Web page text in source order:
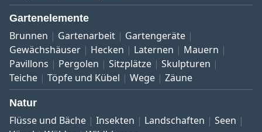
Gartenelemente
Brunnen Gartenarbeit
Gartengeräte
Gewächshäuser
Hecken Laternen
Mauern
Pavillons
Pergolen Sitzplätze
Skulpturen
Teiche
Töpfe und Kübel Wege Zäune
Natur
Flüsse und Bäche Insekten Landschaften
Seen